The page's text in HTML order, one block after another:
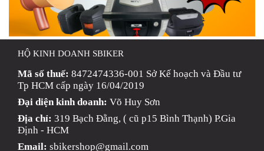
HỘ KINH DOANH SBIKER
Mã số thuế: 8472474336-001 Sở Kế hoạch và Đầu tư
Tp HCM cấp ngày 16/04/2019
Đại diện kinh doanh: Võ Huy Sơn
Địa chỉ: 319 Bạch Đằng, ( cũ p15 Bình Thạnh) P.Gia
Định - HCM
Email: sbikershop@gmail.com